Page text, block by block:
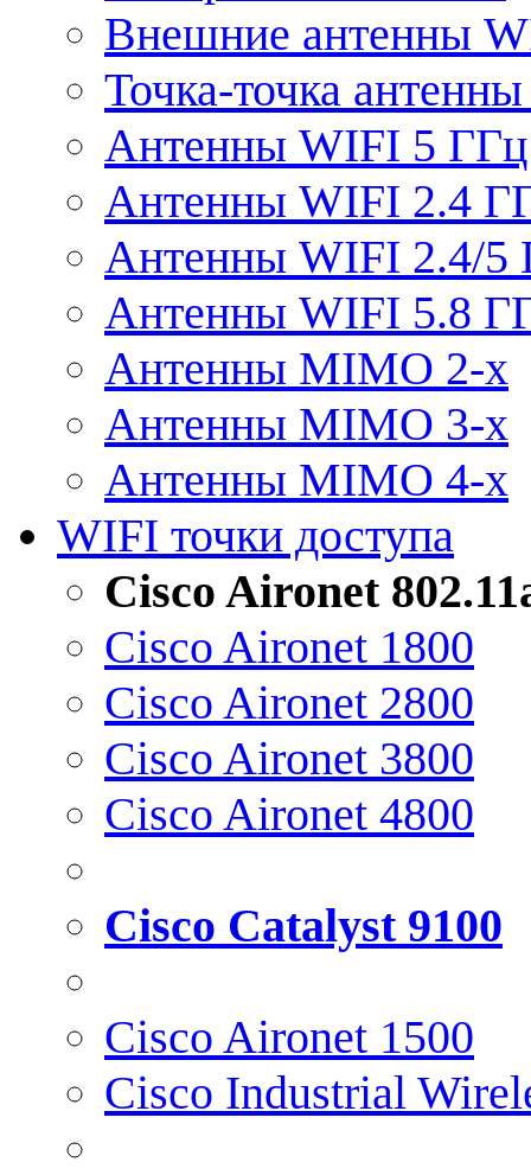
Внешние антенны
Точка-точка
Антенны WIFI 5 ГГц
Антенны WIFI 2.4
Антенны WIFI 2.4/5
Антенны WIFI 5.8
Антенны MIMO 2-x
Антенны MIMO 3-x
Антенны MIMO 4-x
WIFI точки доступа
Cisco Aironet
Cisco Aironet 1800
Cisco Aironet 2800
Cisco Aironet 3800
Cisco Aironet 4800
Cisco Catalyst 9100
Cisco Aironet 1500
Cisco Industrial